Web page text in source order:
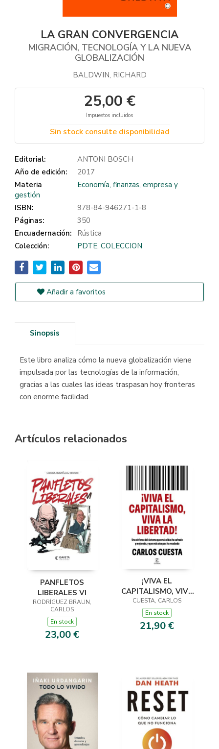
LA GRAN CONVERGENCIA
MIGRACIÓN, TECNOLOGÍA Y LA NUEVA
GLOBALIZACIÓN
BALDWIN, RICHARD
25,00 €
Impuestos incluidos
Sin stock consulte disponibilidad
Editorial:
ANTONI BOSCH
Año de edición:
2017
Materia
Economía, finanzas, empresa y
gestión
ISBN:
978-84-946271-1-8
Páginas:
350
Encuadernación:
Rústica
Colección:
PDTE, COLECCION
Añadir a favoritos
Sinopsis
Este libro analiza cómo la nueva globalización viene
impulsada por las tecnologías de la información,
gracias a las cuales las ideas traspasan hoy fronteras
con enorme facilidad.
Artículos relacionados
PANFLETOS
LIBERALES VI
RODRÍGUEZ BRAUN,
CARLOS
En stock
23,00 €
¡VIVA EL
CAPITALISMO, VIVA
LA LIBERTAD!
CUESTA, CARLOS
En stock
21,90 €